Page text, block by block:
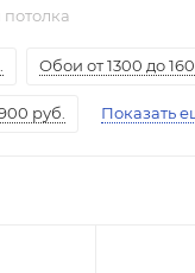
Обои от 1300 до
руб. Показать